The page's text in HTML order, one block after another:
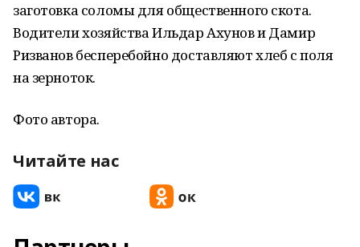
заготовка соломы для общественного скота.
Водители хозяйства Ильдар Ахунов и Дамир
Ризванов бесперебойно доставляют хлеб с поля
на зерноток.
Фото автора.
Читайте нас